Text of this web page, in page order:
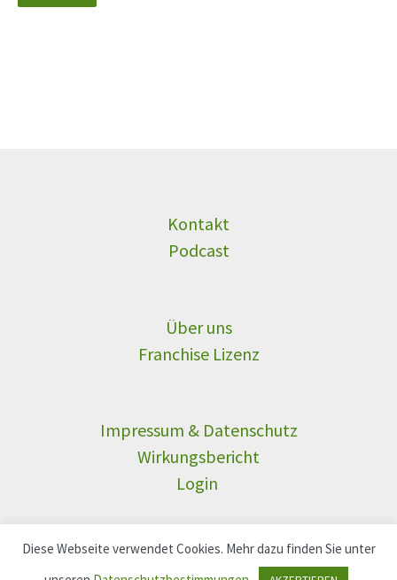
Kontakt
Podcast
Über uns
Franchise Lizenz
Impressum & Datenschutz
Wirkungsbericht
Login
Diese Webseite verwendet Cookies. Mehr dazu finden Sie unter